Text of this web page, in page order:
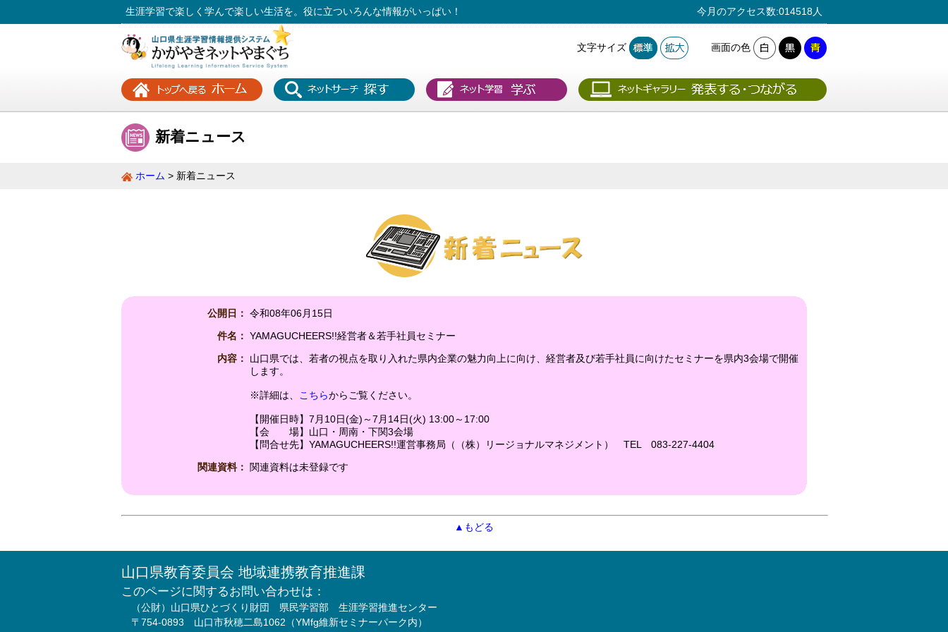
生涯学習で楽しく学んで楽しい生活を。役に立ついろんな情報がいっぱい！ 今月のアクセス数:014518人
文字サイズ 画面の色
新着ニュース
ホーム 新着ニュース
公開日： 令和08年06月15日
件名： YAMAGUCHEERS!!経営者＆若手社員セミナー
内容： 山口県では、若者の視点を取り入れた県内企業の魅力向上に向け、経営者及び若手社員に向けたセミナーを県内3会場で開催
します。
※詳細は、 こちらからご覧ください。
【開催日時】7月10日(金)～7月14日(火) 13:00～17:00
【会 場】山口・周南・下関3会場
【問合せ先】YAMAGUCHEERS!!運営事務局（（株）リージョナルマネジメント） TEL 083-227-4404
関連資料： 関連資料は未登録です
▲もどる
山口県教育委員会 地域連携教育推進課
このページに関するお問い合わせは：
（公財）山口県ひとづくり財団 県民学習部 生涯学習推進センター
〒754-0893 山口市秋穂二島1062（YMfg維新セミナーパーク内）